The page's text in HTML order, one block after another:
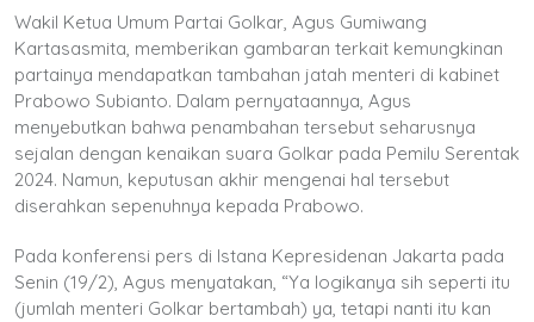
Wakil Ketua Umum Partai Golkar, Agus Gumiwang
Kartasasmita, memberikan gambaran terkait kemungkinan
partainya mendapatkan tambahan jatah menteri di kabinet
Prabowo Subianto. Dalam pernyataannya, Agus
menyebutkan bahwa penambahan tersebut seharusnya
sejalan dengan kenaikan suara Golkar pada Pemilu Serentak
2024. Namun, keputusan akhir mengenai hal tersebut
diserahkan sepenuhnya kepada Prabowo.
Pada konferensi pers di Istana Kepresidenan Jakarta pada
Senin (19/2), Agus menyatakan, “Ya logikanya sih seperti itu
(jumlah menteri Golkar bertambah) ya, tetapi nanti itu kan